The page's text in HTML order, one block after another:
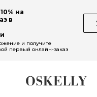
на
в
и получите
первый онлайн-заказ